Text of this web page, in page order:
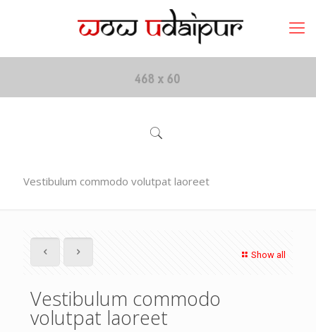
Vestibulum commodo volutpat laoreet
Show all
Vestibulum commodo
volutpat laoreet